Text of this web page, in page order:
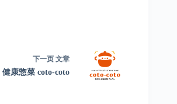
下一页文章
健康惣菜 coto-coto